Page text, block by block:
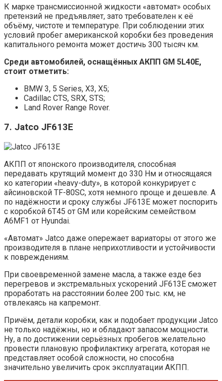
К марке трансмиссионной жидкости «автомат» особых
претензий не предъявляет, зато требователен к её
объёму, чистоте и температуре. При соблюдении этих
условий пробег американской коробки без проведения
капитального ремонта может достичь 300 тысяч км.
Среди автомобилей, оснащённых АКПП GM 5L40E,
стоит отметить:
BMW 3, 5 Series, X3, X5;
Cadillac CTS, SRX, STS;
Land Rover Range Rover.
7. Jatco JF613E
АКПП от японского производителя, способная
передавать крутящий момент до 330 Нм и относящаяся
ко категории «heavy-duty», в которой конкурирует с
айсиновской TF-80SC, хотя немного проще и дешевле. А
по надёжности и сроку службы JF613E может поспорить
с коробкой 6T45 от GM или корейским семейством
A6MF1 от Hyundai.
«Автомат» Jatco даже опережает вариаторы от этого же
производителя в плане неприхотливости и устойчивости
к повреждениям.
При своевременной замене масла, а также езде без
перегревов и экстремальных ускорений JF613E сможет
проработать на расстоянии более 200 тыс. км, не
отвлекаясь на капремонт.
Причём, детали коробки, как и подобает продукции Jatco
не только надёжны, но и обладают запасом мощности.
Ну, а по достижении серьёзных пробегов желательно
провести плановую профилактику агрегата, которая не
представляет особой сложности, но способна
значительно увеличить срок эксплуатации АКПП.